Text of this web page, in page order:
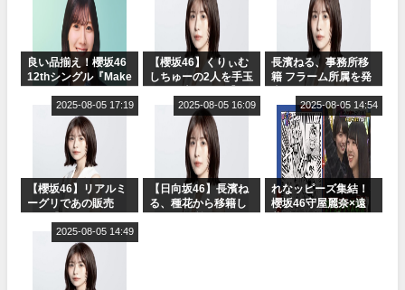
良い品揃え！櫻坂46
12thシングル『Make
ャルグッズ絶賛販売
【櫻坂46】くりぃむ
しちゅーの2人を手玉
りぃむナンタラ】
長濱ねる、事務所移
籍 フラーム所属を発
【櫻坂46】リアルミ
ーグリであの販売
Break』オフィシャ
ルグッズ解禁
2025-08-05 17:19
【日向坂46】長濱ね
る、種花から移籍し
2025-08-05 16:09
れなッピーズ集結！
櫻坂46守屋麗奈×遠
2025-08-05 14:54
2025-08-05 14:49